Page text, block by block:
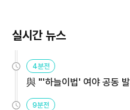
실시간 뉴스
4분전
與 "'하늘이법' 여야 공동
9분전